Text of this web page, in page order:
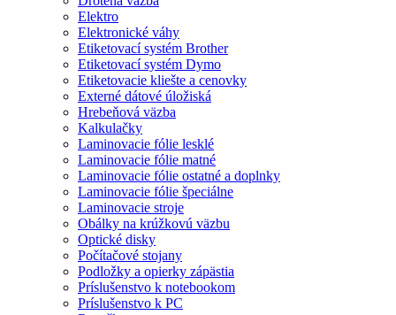
Elektro
Elektronické váhy
Etiketovací systém Brother
Etiketovací systém Dymo
Etiketovacie kliešte a cenovky
Externé dátové úložiská
Hrebeňová väzba
Kalkulačky
Laminovacie fólie lesklé
Laminovacie fólie matné
Laminovacie fólie ostatné a doplnky
Laminovacie fólie špeciálne
Laminovacie stroje
Obálky na krúžkovú väzbu
Optické disky
Počítačové stojany
Podložky a opierky zápästia
Príslušenstvo k notebookom
Príslušenstvo k PC